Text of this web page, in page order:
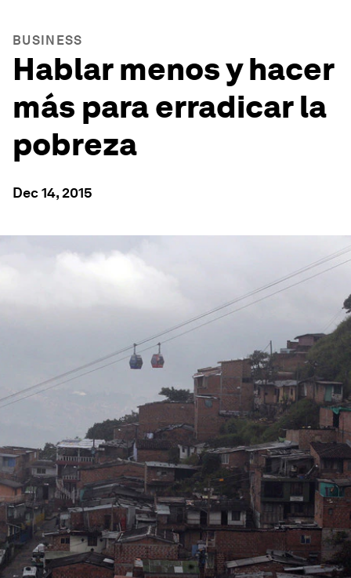
BUSINESS
Hablar menos y hacer
más para erradicar la
pobreza
Dec 14, 2015